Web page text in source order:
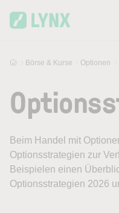
Börse & Kurse Optionen
Beim Handel mit
Optionsstrategien zur
Beispielen einen
Optionsstrategien 2026